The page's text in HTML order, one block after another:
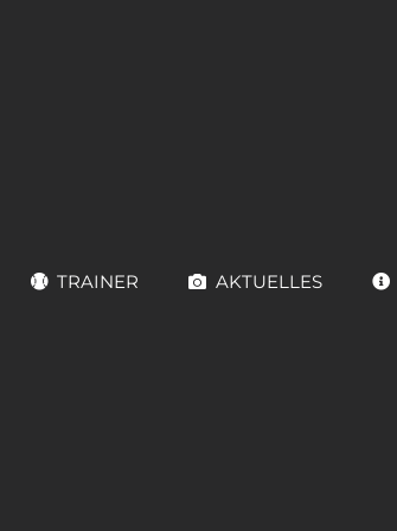
TRAINER AKTUELLES